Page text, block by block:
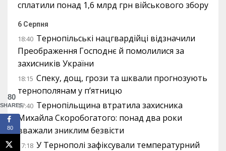
сплатили понад 1,6 млрд грн військового збору
6 Серпня
18:40 Тернопільські нацгвардійці відзначили
Преображення Господнє й помолилися за
захисників України
18:15 Спеку, дощ, грози та шквали прогнозують
тернополянам у п’ятницю
17:40 Тернопільщина втратила захисника
Михайла Скоробогатого: понад два роки
вважали зниклим безвісти
17:18 У Тернополі зафіксували температурний
80
SHARES
80